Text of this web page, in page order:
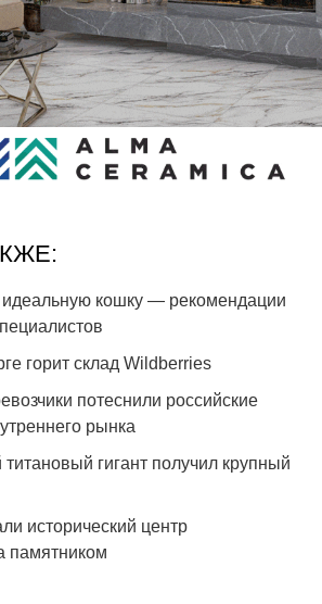
идеальную кошку — рекомендации
горит склад Wildberries
потеснили российские
рынка
гигант получил крупный
исторический центр
памятником